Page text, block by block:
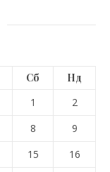
Сб
Нд
1
2
8
9
15
16